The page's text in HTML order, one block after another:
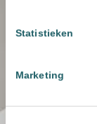
Statistieken
Marketing